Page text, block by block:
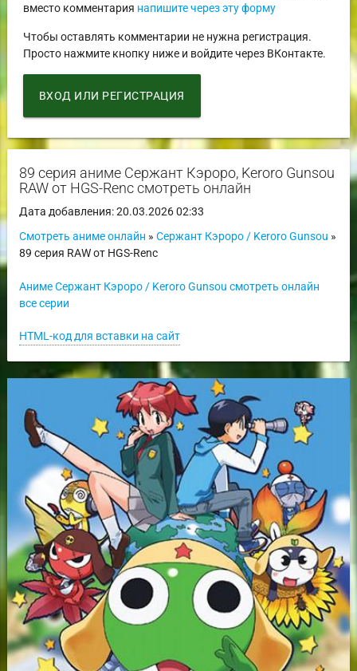
вместо комментария напишите через эту форму
Чтобы оставлять комментарии не нужна регистрация.
Просто нажмите кнопку ниже и войдите через ВКонтакте.
ВХОД ИЛИ РЕГИСТРАЦИЯ
89 серия аниме Сержант Кэроро, Keroro Gunsou
RAW от HGS-Renc смотреть онлайн
Дата добавления: 20.03.2026 02:33
Смотреть аниме онлайн » Сержант Кэроро / Keroro Gunsou »
89 серия RAW от HGS-Renc
Аниме Сержант Кэроро / Keroro Gunsou смотреть онлайн
все серии
HTML-код для вставки на сайт